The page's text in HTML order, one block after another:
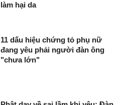
làm hại da
11 dấu hiệu chứng tỏ phụ nữ
đang yêu phải người đàn ông
"chưa lớn"